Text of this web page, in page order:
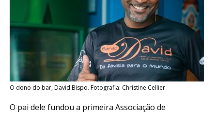
O dono do bar, David Bispo. Fotografia: Christine Cellier
O pai dele fundou a primeira Associação de